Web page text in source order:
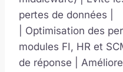
pertes de données |
| Optimisation des
modules FI, HR et
de réponse |